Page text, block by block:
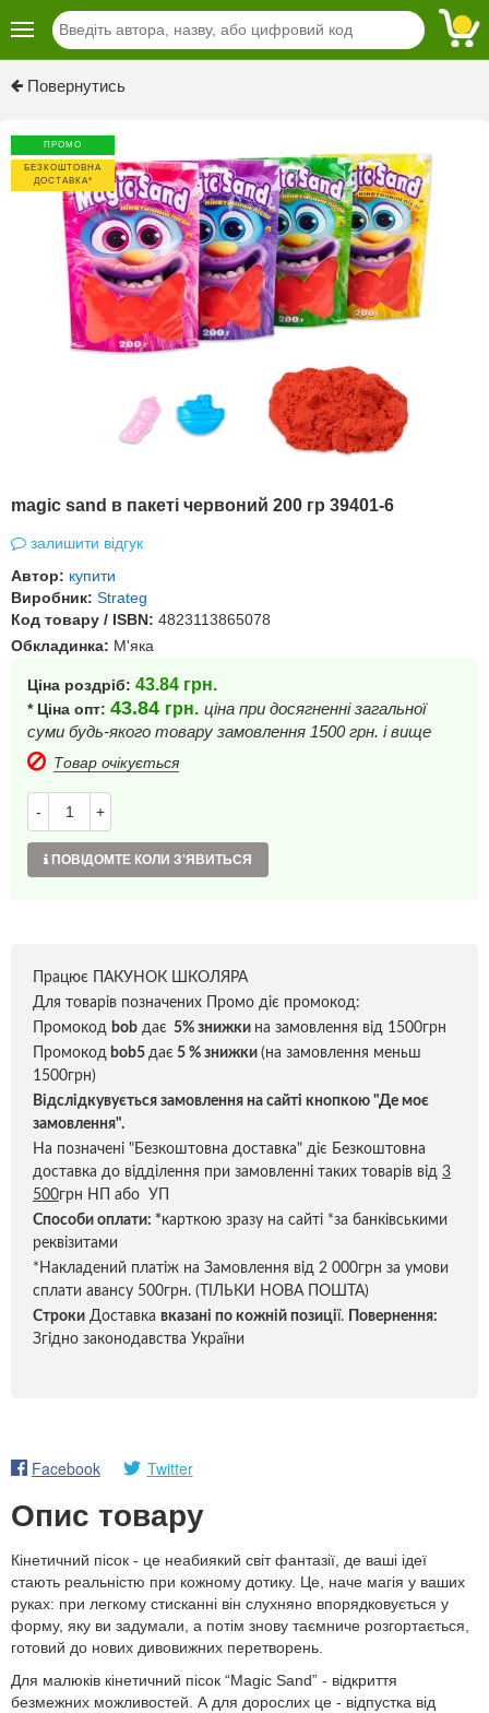
Повернутись
ПРОМО
БЕЗКОШТОВНА
ДОСТАВКА*
magic sand в пакеті червоний 200 гр 39401-6
залишити відгук
Автор: купити
Виробник: Strateg
Код товару / ISBN: 4823113865078
Обкладинка: М'яка
Ціна роздріб: 43.84 грн.
* Ціна опт: 43.84 грн. ціна при досягненні загальної
суми будь-якого товару замовлення 1500 грн. і вище
Товар очікується
- +
ПОВІДОМТЕ КОЛИ З'ЯВИТЬСЯ
Працює ПАКУНОК ШКОЛЯРА
Для товарів позначених Промо діє промокод:
Промокод bob дає 5% знижки на замовлення від 1500грн
Промокод bob5 дає 5 % знижки (на замовлення меньш
1500грн)
Відслідкувується замовлення на сайті кнопкою "Де моє
замовлення".
На позначені "Безкоштовна доставка" діє Безкоштовна
доставка до відділення при замовленні таких товарів від 3
500грн НП або УП
Способи оплати: *карткою зразу на сайті *за банківськими
реквізитами
*Накладений платіж на Замовлення від 2 000грн за умови
сплати авансу 500грн. (ТІЛЬКИ НОВА ПОШТА)
Строки Доставка вказані по кожній позиції.
Повернення:
Згідно законодавства України
Facebook Twitter
Опис товару
Кінетичний пісок - це неабиякий світ фантазії, де ваші ідеї
стають реальністю при кожному дотику. Це, наче магія у ваших
руках: при легкому стисканні він слухняно впорядковується у
форму, яку ви задумали, а потім знову таємниче розгортається,
готовий до нових дивовижних перетворень.
Для малюків кінетичний пісок “Magic Sаnd” - відкриття
безмежних можливостей. А для дорослих це - відпустка від